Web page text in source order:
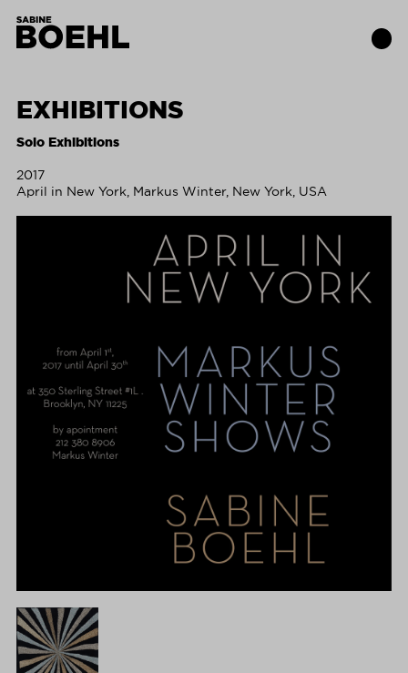
Works
About
Exhibitions
Publications
Contact
EXHIBITIONS
Solo Exhibitions
2017
April in New York, Markus Winter, New York, USA